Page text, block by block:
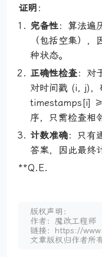
证明 ：
完备性：算法遍
（包括空集）
种状态。
正确性检查：对
对时间戳 (i, j)
timestamps[i] ≥
序，只需检查相
计数准确：只有
答案，因此最终
**Q.E.
版权声明：
作者：魔改工程师
链接：https://
文章版权归作者所